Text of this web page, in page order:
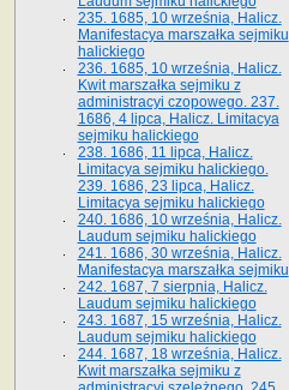
235. 1685, 10 września, Halicz.
Manifestacya marszałka sejmiku
halickiego
236. 1685, 10 września, Halicz.
Kwit marszałka sejmiku z
administracyi czopowego. 237.
1686, 4 lipca, Halicz. Limitacya
sejmiku halickiego
238. 1686, 11 lipca, Halicz.
Limitacya sejmiku halickiego.
239. 1686, 23 lipca, Halicz.
Limitacya sejmiku halickiego
240. 1686, 10 września, Halicz.
Laudum sejmiku halickiego
241. 1686, 30 września, Halicz.
Manifestacya marszałka sejmiku
242. 1687, 7 sierpnia, Halicz.
Laudum sejmiku halickiego
243. 1687, 15 września, Halicz.
Laudum sejmiku halickiego
244. 1687, 18 września, Halicz.
Kwit marszałka sejmiku z